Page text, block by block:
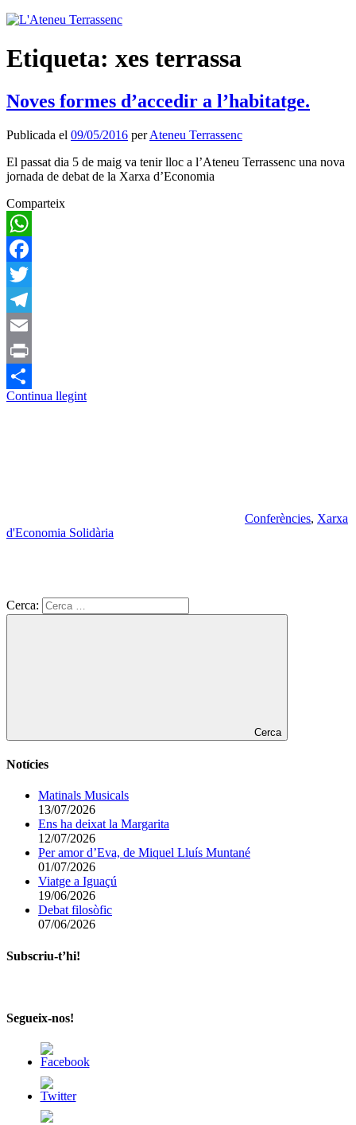
Etiqueta: xes terrassa
Noves formes d’accedir a l’habitatge.
Publicada el 09/05/2016 perAteneu Terrassenc
El passat dia 5 de maig va tenir lloc a l’Ateneu Terrassenc una nova
jornada de debat de la Xarxa d’Economia
Comparteix
WhatsApp
Facebook
Twitter
Telegram
Email
Print
Comparteix
Continua llegint
Conferències, Xarxa
d'Economia Solidària
Cerca:
Cerca
Notícies
Matinals Musicals
13/07/2026
Ens ha deixat la Margarita
12/07/2026
Per amor d’Eva, de Miquel Lluís Muntané
01/07/2026
Viatge a Iguaçú
19/06/2026
Debat filosòfic
07/06/2026
Subscriu-t’hi!
Segueix-nos!